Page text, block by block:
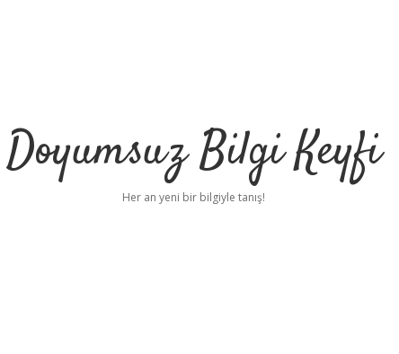
Doyumsuz Bilgi Keyfi
Her an yeni bir bilgiyle tanış!